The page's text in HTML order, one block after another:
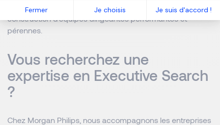
Fermer Je choisis Je suis d'accord !
recrutement, ils sont des partenaires clés dans la
construction d’équipes dirigeantes performantes et
pérennes.
Vous recherchez une
expertise en Executive Search
?
Chez Morgan Philips, nous accompagnons les entreprises